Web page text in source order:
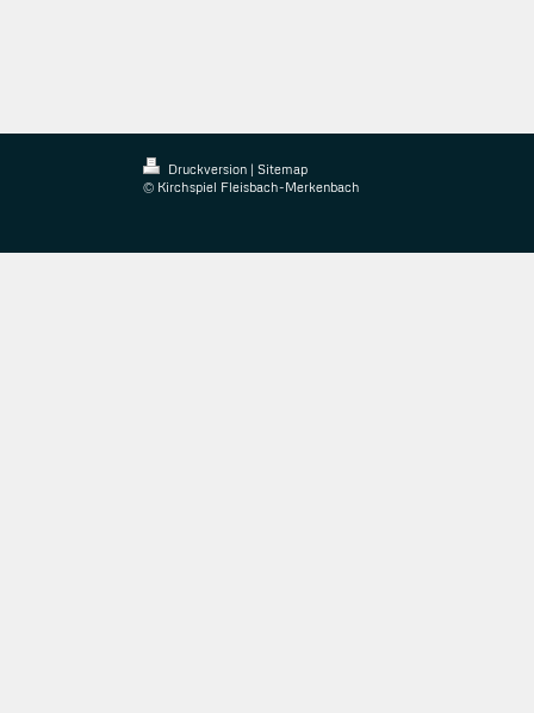
Druckversion | Sitemap
© Kirchspiel Fleisbach-Merkenbach